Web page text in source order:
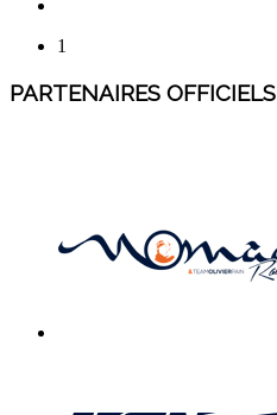
1
PARTENAIRES OFFICIELS